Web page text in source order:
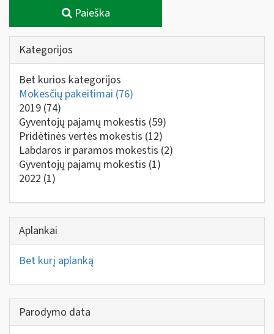
Paieška
Kategorijos
Bet kurios kategorijos
Mokesčių pakeitimai (76)
2019 (74)
Gyventojų pajamų mokestis (59)
Pridėtinės vertės mokestis (12)
Labdaros ir paramos mokestis (2)
Gyventojų pajamų mokestis (1)
2022 (1)
Aplankai
Bet kurį aplanką
Parodymo data